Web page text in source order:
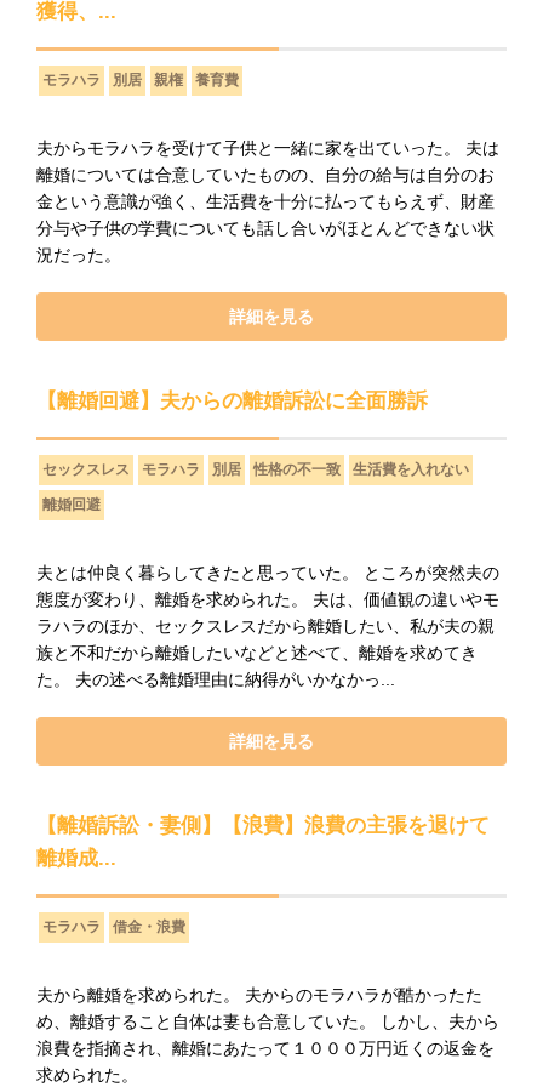
獲得、...
モラハラ 別居 親権 養育費
夫からモラハラを受けて子供と一緒に家を出ていった。 夫は
離婚については合意していたものの、自分の給与は自分のお
金という意識が強く、生活費を十分に払ってもらえず、財産
分与や子供の学費についても話し合いがほとんどできない状
況だった。
詳細を見る
【離婚回避】夫からの離婚訴訟に全面勝訴
セックスレス モラハラ 別居 性格の不一致 生活費を入れない
離婚回避
夫とは仲良く暮らしてきたと思っていた。 ところが突然夫の
態度が変わり、離婚を求められた。 夫は、価値観の違いやモ
ラハラのほか、セックスレスだから離婚したい、私が夫の親
族と不和だから離婚したいなどと述べて、離婚を求めてき
た。 夫の述べる離婚理由に納得がいかなかっ...
詳細を見る
【離婚訴訟・妻側】【浪費】浪費の主張を退けて
離婚成...
モラハラ 借金・浪費
夫から離婚を求められた。 夫からのモラハラが酷かったた
め、離婚すること自体は妻も合意していた。 しかし、夫から
浪費を指摘され、離婚にあたって１０００万円近くの返金を
求められた。